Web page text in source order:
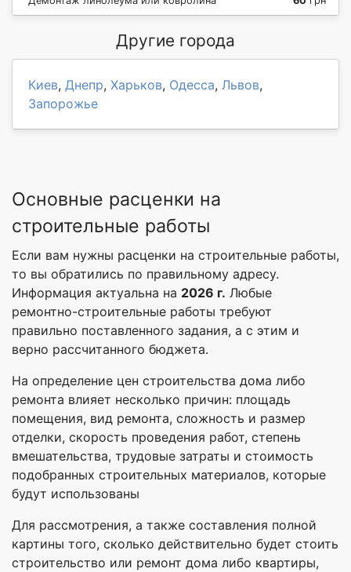
Другие города
Киев, Днепр, Харьков, Одесса, Львов,
Запорожье
Основные расценки на
строительные работы
Если вам нужны расценки на строительные работы,
то вы обратились по правильному адресу.
Информация актуальна на 2026 г. Любые
ремонтно-строительные работы требуют
правильно поставленного задания, а с этим и
верно рассчитанного бюджета.
На определение цен строительства дома либо
ремонта влияет несколько причин: площадь
помещения, вид ремонта, сложность и размер
отделки, скорость проведения работ, степень
вмешательства, трудовые затраты и стоимость
подобранных строительных материалов, которые
будут использованы
Для рассмотрения, а также составления полной
картины того, сколько действительно будет стоить
строительство или ремонт дома либо квартиры,